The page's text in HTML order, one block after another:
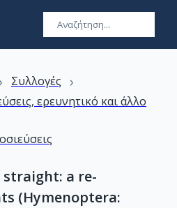
› Συλλογές ›
ερευνητικό και άλλο
a re-
(Hymenoptera: